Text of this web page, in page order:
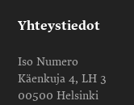
Yhteystiedot
Iso Numero
Käenkuja 4, LH 3
00500 Helsinki